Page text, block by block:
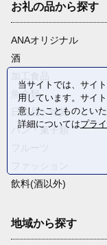
お礼の品から探す
ANAオリジナル
酒
魚介類
日用品・雑貨
パン・菓子類
飲料(酒以外)
地域から探す
当サイトでは、サイ
用しています。サイ
意したことものといた
詳細についてはプラ